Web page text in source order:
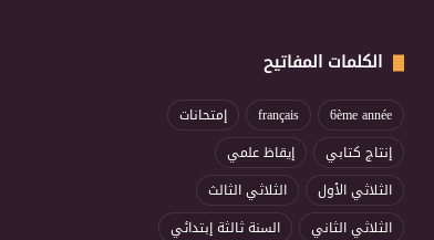
الكلمات المفاتيح
6ème année
français
إمتحانات
إنتاج كتابي
إيقاظ علمي
الثلاثي الأول
الثلاثي الثالث
الثلاثي الثاني
السنة ثالثة إبتدائي